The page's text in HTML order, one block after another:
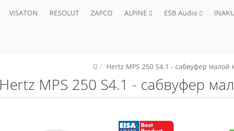
VISATON RESOLUT ZAPCO ALPINE ESB Audio
Hertz MPS 250 S4.1 - сабвуфер
Hertz MPS 250 S4.1 - сабвуфер